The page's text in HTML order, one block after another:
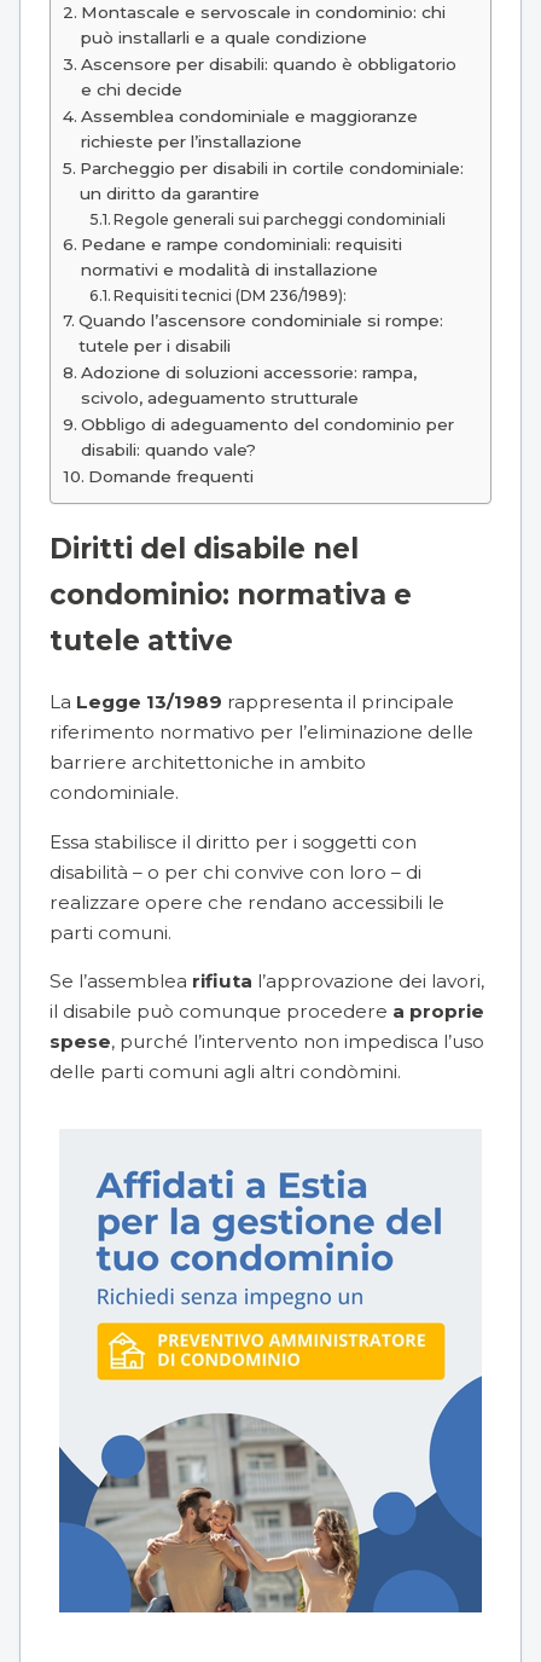
Montascale e servoscale in condominio: chi
può installarli e a quale condizione
Ascensore per disabili: quando è obbligatorio
e chi decide
Assemblea condominiale e maggioranze
richieste per l’installazione
Parcheggio per disabili in cortile condominiale:
un diritto da garantire
Regole generali sui parcheggi condominiali
Pedane e rampe condominiali: requisiti
normativi e modalità di installazione
Requisiti tecnici (DM 236/1989):
Quando l’ascensore condominiale si rompe:
tutele per i disabili
Adozione di soluzioni accessorie: rampa,
scivolo, adeguamento strutturale
Obbligo di adeguamento del condominio per
disabili: quando vale?
Domande frequenti
Diritti del disabile nel
condominio: normativa e
tutele attive
La Legge 13/1989 rappresenta il principale
riferimento normativo per l’eliminazione delle
barriere architettoniche in ambito
condominiale.
Essa stabilisce il diritto per i soggetti con
disabilità – o per chi convive con loro – di
realizzare opere che rendano accessibili le
parti comuni.
Se l’assemblea rifiuta l’approvazione dei lavori,
il disabile può comunque procedere a proprie
spese, purché l’intervento non impedisca l’uso
delle parti comuni agli altri condòmini.